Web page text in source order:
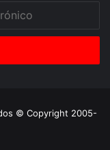
© Copyright 2005-